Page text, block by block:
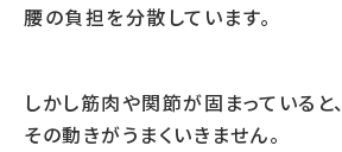
腰の負担を分散しています。
しかし筋肉や関節が固まっていると、
その動きがうまくいきません。